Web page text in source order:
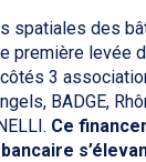
spatiales des
première levée
3
BADGE,
Ce